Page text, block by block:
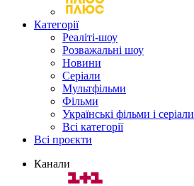
Категорії
Реаліті-шоу
Розважальні шоу
Новини
Серіали
Мультфільми
Фільми
Українські фільми і серіали
Всі категорії
Всі проєкти
Канали